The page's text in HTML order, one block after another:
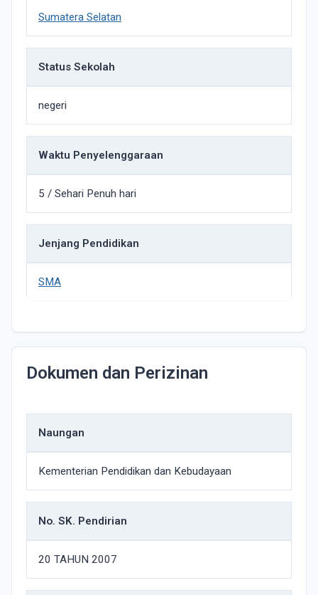
Sumatera Selatan
Status Sekolah
negeri
Waktu Penyelenggaraan
5 / Sehari Penuh hari
Jenjang Pendidikan
SMA
Dokumen dan Perizinan
Naungan
Kementerian Pendidikan dan Kebudayaan
No. SK. Pendirian
20 TAHUN 2007